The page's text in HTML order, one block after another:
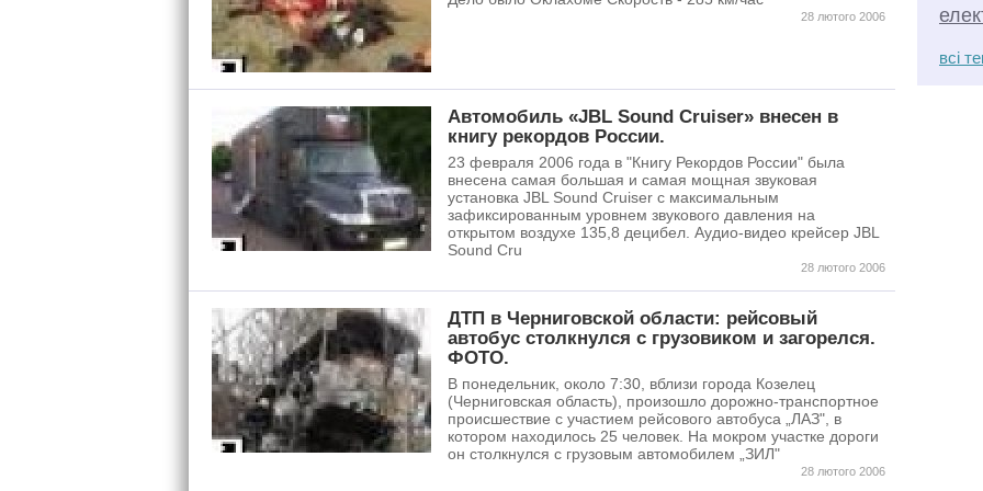
28 лютого 2006
Автомобиль «JBL Sound Cruiser» внесен в
книгу рекордов России.
23 февраля 2006 года в "Книгу Рекордов России" была
внесена самая большая и самая мощная звуковая
установка JBL Sound Cruiser с максимальным
зафиксированным уровнем звукового давления на
открытом воздухе 135,8 децибел. Аудио-видео крейсер JBL
Sound Cru
28 лютого 2006
ДТП в Черниговской области: рейсовый
автобус столкнулся с грузовиком и загорелся.
ФОТО.
В понедельник, около 7:30, вблизи города Козелец
(Черниговская область), произошло дорожно-транспортное
происшествие с участием рейсового автобуса „ЛАЗ", в
котором находилось 25 человек. На мокром участке дороги
он столкнулся с грузовым автомобилем „ЗИЛ"
28 лютого 2006
всі